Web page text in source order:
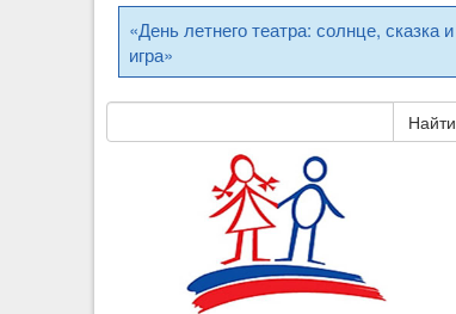
«День летнего театра: солнце, сказка и
игра»
Найти